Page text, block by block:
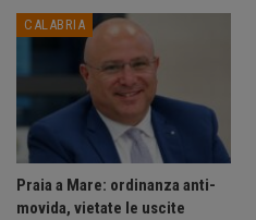
CALABRIA
Praia a Mare: ordinanza anti-
movida, vietate le uscite